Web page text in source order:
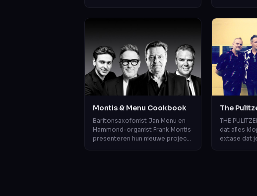
Montis & Menu Cookbook
Baritonsaxofonist Jan Menu en
Hammond-organist Frank Montis
presenteren hun nieuwe project:
The
THE
dat alles
extase dat